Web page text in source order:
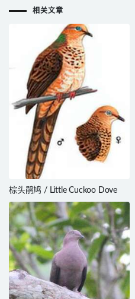
相关文章
棕头鹃鸠 / Little Cuckoo Dove